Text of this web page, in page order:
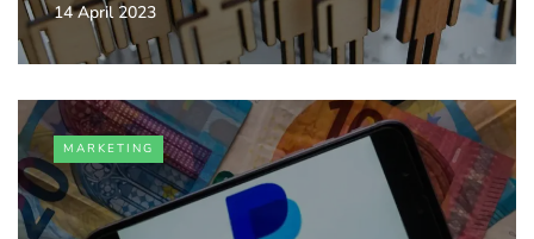
14 April 2023
MARKETING